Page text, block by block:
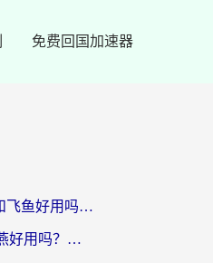
免费回国加速器
海外党必看：斧牛和飞鱼好用吗？3步选对回国加速器，无缝刷剧玩国服
穿梭和FlashBack归燕好用吗？海外党亲测3款热门回国加速器，教你选对不踩坑